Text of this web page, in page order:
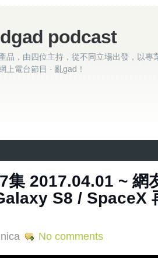
podcast
品，由四位主持，從不同立場出發，以專
上電台節目 - 亂gad！
集 2017.04.01 ~ 網
S8 / SpaceX
No comments